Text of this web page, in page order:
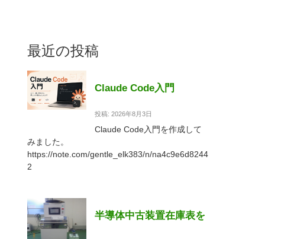
最近の投稿
Claude Code入門
投稿: 2026年8月3日
Claude Code入門を作成して
みました。
https://note.com/gentle_elk383/n/na4c9e6d8244
2
半導体中古装置在庫表を